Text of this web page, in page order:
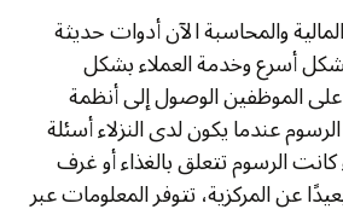
والمحاسبة الآن أدوات حديثة
بشكل أسرع وخدمة العملاء بشكل
الموظفين الوصول إلى أنظمة
عندما يكون لدى النزلاء أسئلة
كانت الرسوم تتعلق بالغذاء أو غرف
عن المركزية، تتوفر المعلومات عبر